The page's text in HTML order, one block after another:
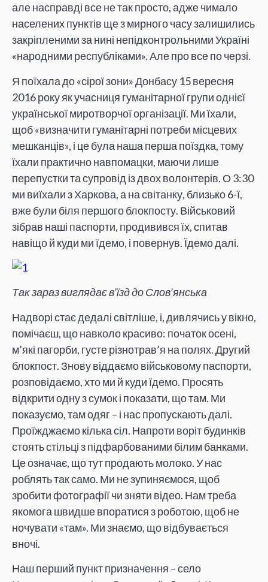
але насправді все не так просто, адже чимало
населених пунктів ще з мирного часу залишились
закріпленими за нині непідконтрольними Україні
«народними республіками». Але про все по черзі.
Я поїхала до «сірої зони» Донбасу 15 вересня
2016 року як учасниця гуманітарної групи однієї
української миротворчої організації. Ми їхали,
щоб «визначити гуманітарні потреби місцевих
мешканців», і це була наша перша поїздка, тому
їхали практично навпомацки, маючи лише
перепустки та супровід із двох волонтерів. О 3:30
ми виїхали з Харкова, а на світанку, близько 6-ї,
вже були біля першого блокпосту. Військовий
зібрав наші паспорти, продивився їх, спитав
навіщо й куди ми їдемо, і повернув. Їдемо далі.
Так зараз виглядає в’їзд до Слов’янська
Надворі стає дедалі світліше, і, дивлячись у вікно,
помічаєш, що навколо красиво: початок осені,
м’які пагорби, густе різнотрав’я на полях. Другий
блокпост. Знову віддаємо військовому паспорти,
розповідаємо, хто ми й куди їдемо. Просять
відкрити одну з сумок і показати, що там. Ми
показуємо, там одяг – і нас пропускають далі.
Проїжджаємо кілька сіл. Напроти воріт будинків
стоять стільці з підфарбованими білим банками.
Це означає, що тут продають молоко. У нас
роблять так само. Ми не зупиняємося, щоб
зробити фотографії чи зняти відео. Нам треба
якомога швидше впоратися з роботою, щоб не
ночувати «там». Ми знаємо, що відбувається
вночі.
Наш перший пункт призначення – село